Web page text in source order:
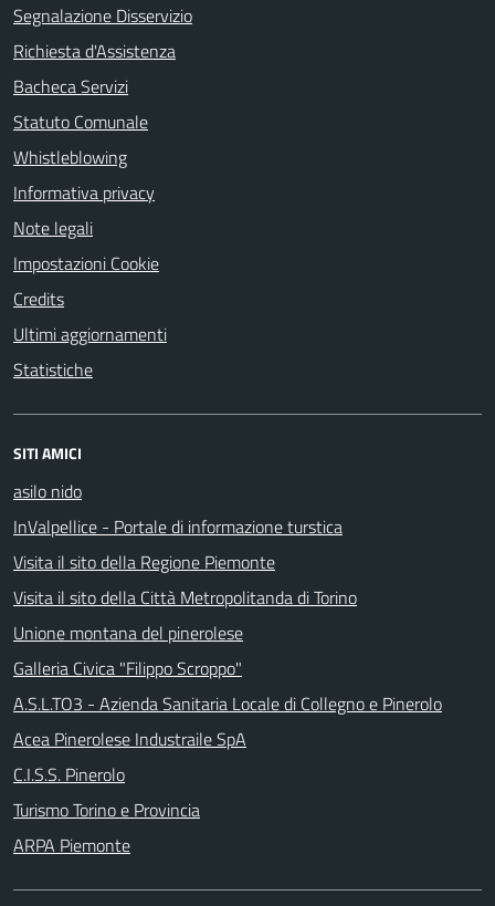
Segnalazione Disservizio
Richiesta d'Assistenza
Bacheca Servizi
Statuto Comunale
Whistleblowing
Informativa privacy
Note legali
Impostazioni Cookie
Credits
Ultimi aggiornamenti
Statistiche
SITI AMICI
asilo nido
InValpellice - Portale di informazione turstica
Visita il sito della Regione Piemonte
Visita il sito della Città Metropolitanda di Torino
Unione montana del pinerolese
Galleria Civica "Filippo Scroppo"
A.S.L.TO3 - Azienda Sanitaria Locale di Collegno e Pinerolo
Acea Pinerolese Industraile SpA
C.I.S.S. Pinerolo
Turismo Torino e Provincia
ARPA Piemonte